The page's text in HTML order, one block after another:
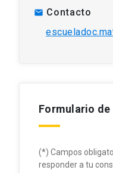
mail Contacto
Formulario
(*) Campos
responder a tu